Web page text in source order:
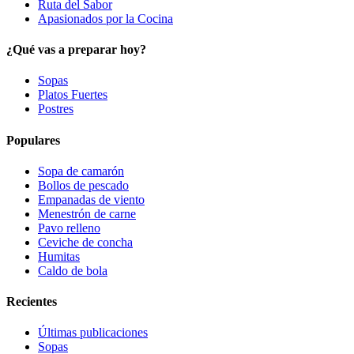
Ruta del Sabor
Apasionados por la Cocina
¿Qué vas a preparar hoy?
Sopas
Platos Fuertes
Postres
Populares
Sopa de camarón
Bollos de pescado
Empanadas de viento
Menestrón de carne
Pavo relleno
Ceviche de concha
Humitas
Caldo de bola
Recientes
Últimas publicaciones
Sopas